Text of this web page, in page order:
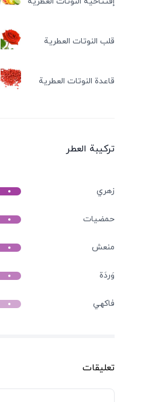
قلب النوتات العطرية
قاعدة النوتات العطرية
ترکیبة العطر
زهري
حمضيات
منعش
وَردَة
فاكهي
تعليقات